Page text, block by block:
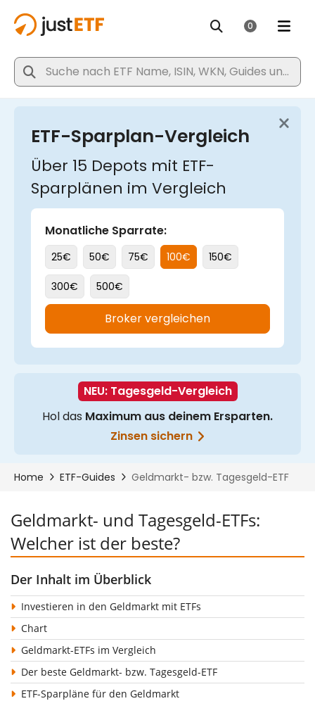
Geldmarkt- und Tagesgeld-ETFs:
Welcher ist der beste?
Der Inhalt im Überblick
Investieren in den Geldmarkt mit ETFs
Chart
Geldmarkt-ETFs im Vergleich
Der beste Geldmarkt- bzw. Tagesgeld-ETF
ETF-Sparpläne für den Geldmarkt